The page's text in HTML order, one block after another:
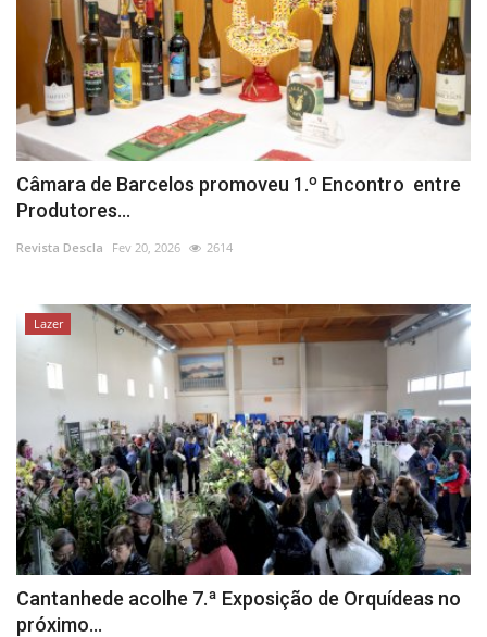
Câmara de Barcelos promoveu 1.º Encontro entre
Produtores...
Revista Descla Fev 20, 2026 2614
Lazer
Cantanhede acolhe 7.ª Exposição de Orquídeas no
próximo...